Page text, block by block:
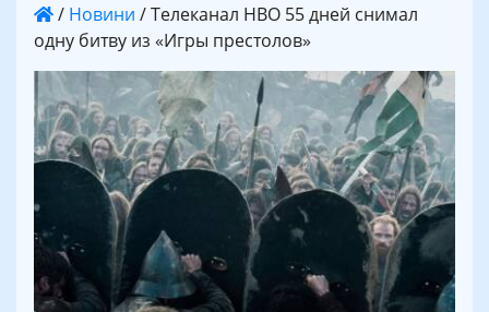
/ Новини /Телеканал НВО 55 дней снимал
одну битву из «Игры престолов»